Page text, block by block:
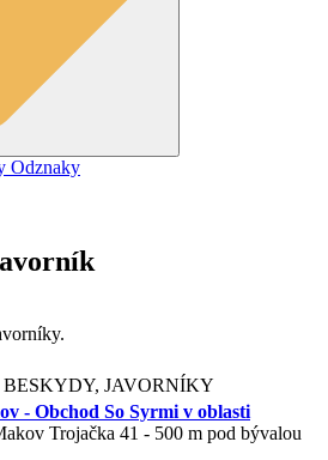
Odznaky
JAVORNÍKY
- Obchod So Syrmi v oblasti
Trojačka 41 - 500 m pod bývalou